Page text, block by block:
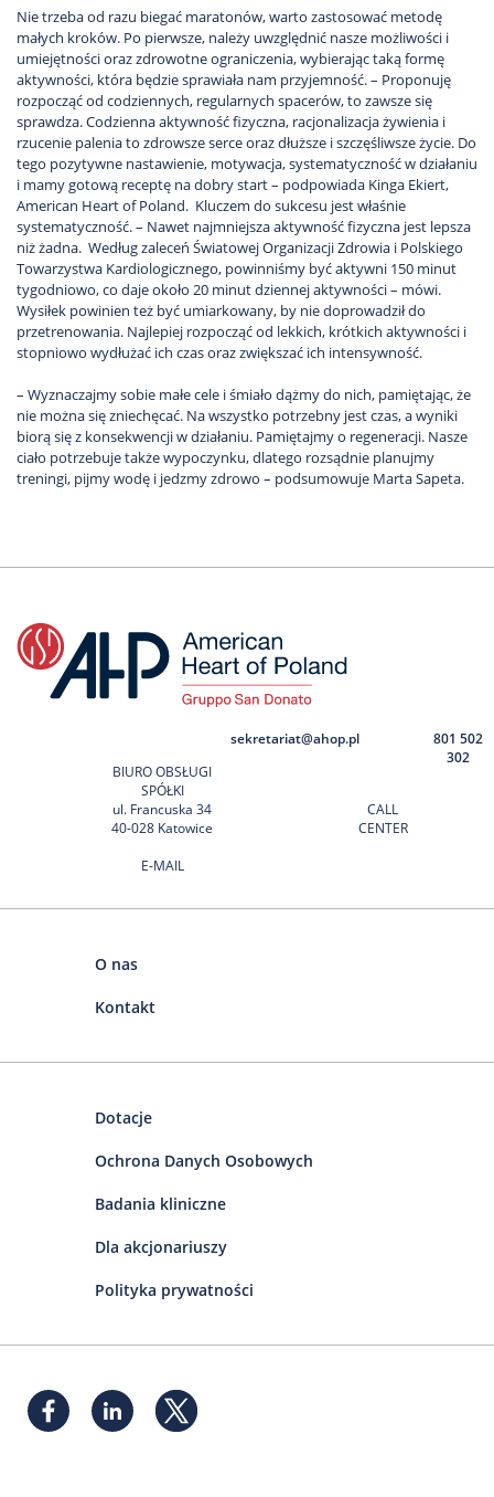
Nie trzeba od razu biegać maratonów, warto zastosować metodę
małych kroków. Po pierwsze, należy uwzględnić nasze możliwości i
umiejętności oraz zdrowotne ograniczenia, wybierając taką formę
aktywności, która będzie sprawiała nam przyjemność. – Proponuję
rozpocząć od codziennych, regularnych spacerów, to zawsze się
sprawdza. Codzienna aktywność fizyczna, racjonalizacja żywienia i
rzucenie palenia to zdrowsze serce oraz dłuższe i szczęśliwsze życie. Do
tego pozytywne nastawienie, motywacja, systematyczność w działaniu
i mamy gotową receptę na dobry start – podpowiada Kinga Ekiert,
American Heart of Poland. Kluczem do sukcesu jest właśnie
systematyczność. – Nawet najmniejsza aktywność fizyczna jest lepsza
niż żadna. Według zaleceń Światowej Organizacji Zdrowia i Polskiego
Towarzystwa Kardiologicznego, powinniśmy być aktywni 150 minut
tygodniowo, co daje około 20 minut dziennej aktywności – mówi.
Wysiłek powinien też być umiarkowany, by nie doprowadził do
przetrenowania. Najlepiej rozpocząć od lekkich, krótkich aktywności i
stopniowo wydłużać ich czas oraz zwiększać ich intensywność.
– Wyznaczajmy sobie małe cele i śmiało dążmy do nich, pamiętając, że
nie można się zniechęcać. Na wszystko potrzebny jest czas, a wyniki
biorą się z konsekwencji w działaniu. Pamiętajmy o regeneracji. Nasze
ciało potrzebuje także wypoczynku, dlatego rozsądnie planujmy
treningi, pijmy wodę i jedzmy zdrowo – podsumowuje Marta Sapeta.
BIURO OBSŁUGI
SPÓŁKI
ul. Francuska 34
40-028 Katowice
E-MAIL
sekretariat@ahop.pl
CALL
CENTER
801 502
302
O nas
Kontakt
Dotacje
Ochrona Danych Osobowych
Badania kliniczne
Dla akcjonariuszy
Polityka prywatności